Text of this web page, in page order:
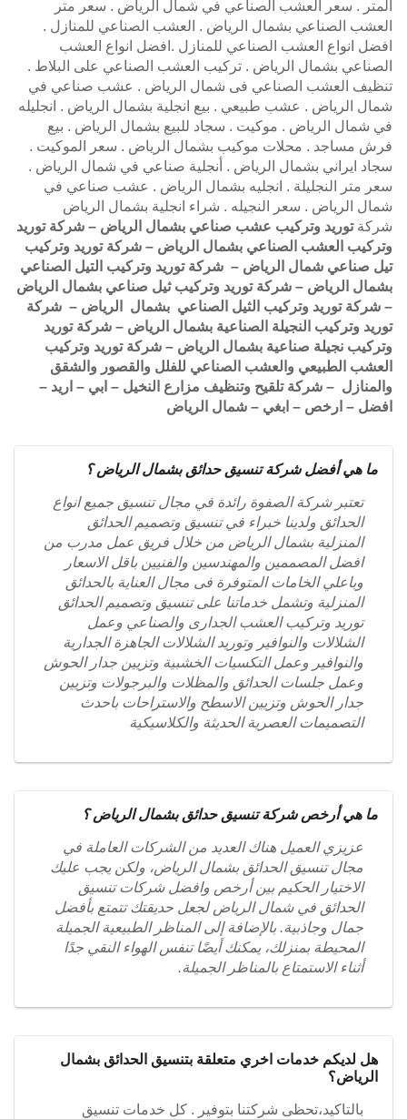
المتر . سعر العشب الصناعي في شمال الرياض . سعر متر
العشب الصناعي بشمال الرياض . العشب الصناعي للمنازل .
افضل انواع العشب الصناعي للمنازل .افضل انواع العشب
الصناعي بشمال الرياض . تركيب العشب الصناعي على البلاط .
تنظيف العشب الصناعي فى شمال الرياض . عشب صناعي في
شمال الرياض . عشب طبيعي . بيع انجلية بشمال الرياض . انجليله
في شمال الرياض . موكيت . سجاد للبيع بشمال الرياض . بيع
فرش مساجد . محلات موكيب بشمال الرياض . سعر الموكيت .
سجاد ايراني بشمال الرياض . أنجلية صناعي في شمال الرياض .
سعر متر النجليلة . انجليه بشمال الرياض . عشب صناعي في
شمال الرياض . سعر النجيله . شراء انجلية بشمال الرياض
شركةتوريد وتركيب عشب صناعي بشمال الرياض – شركة توريد
وتركيب العشب الصناعي بشمال الرياض – شركة توريد وتركيب
تيل صناعي شمال الرياض – شركة توريد وتركيب التيل الصناعي
بشمال الرياض – شركة توريد وتركيب ثيل صناعي بشمال الرياض
– شركة توريد وتركيب الثيل الصناعي بشمال الرياض – شركة
توريد وتركيب النجيلة الصناعية بشمال الرياض – شركة توريد
وتركيب نجيلة صناعية بشمال الرياض – شركة توريد وتركيب
العشب الطبيعي والعشب الصناعي للفلل والقصور والشقق
والمنازل – شركة تلقيح وتنظيف مزارع النخيل – ابي – اريد –
افضل – ارخص – ابغي – شمال الرياض
ما هي أفضل شركة تنسيق حدائق بشمال الرياض ؟
تعتبر شركة الصفوة رائدة في مجال تنسيق جميع انواع
الحدائق ولدينا خبراء في تنسيق وتصميم الحدائق
المنزلية بشمال الرياض من خلال فريق عمل مدرب من
افضل المصممين والمهندسين والفنيين باقل الاسعار
وباعلي الخامات المتوفرة فى مجال العناية بالحدائق
المنزلية وتشمل خدماتنا على تنسيق وتصميم الحدائق
توريد وتركيب العشب الجدارى والصناعي وعمل
الشلالات والنوافير وتوريد الشلالات الجاهزة الجدارية
والنوافير وعمل التكسيات الخشبية وتزيين جدار الحوش
وعمل جلسات الحدائق والمظلات والبرجولات وتزيين
جدار الحوش وتزيين الاسطح والاستراحات باحدث
التصميمات العصرية الحديثة والكلاسيكية
ما هي أرخص شركة تنسيق حدائق بشمال الرياض ؟
عزيزي العميل هناك العديد من الشركات العاملة في
مجال تنسيق الحدائق بشمال الرياض، ولكن يجب عليك
الاختيار الحكيم بين أرخص وافضل شركات تنسيق
الحدائق في شمال الرياض لجعل حديقتك تتمتع بأفضل
جمال وجاذبية. بالإضافة إلى المناظر الطبيعية الجميلة
المحيطة بمنزلك، يمكنك أيضًا تنفس الهواء النقي جدًا
أثناء الاستمتاع بالمناظر الجميلة.
هل لديكم خدمات اخري متعلقة بتنسيق الحدائق بشمال
الرياض؟
بالتاكيد،تحظى شركتنا بتوفير . كل خدمات تنسيق